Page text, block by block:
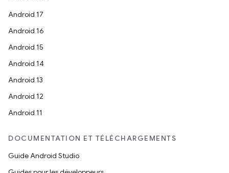
Android 17
Android 16
Android 15
Android 14
Android 13
Android 12
Android 11
DOCUMENTATION ET TÉLÉCHARGEMENTS
Guide Android Studio